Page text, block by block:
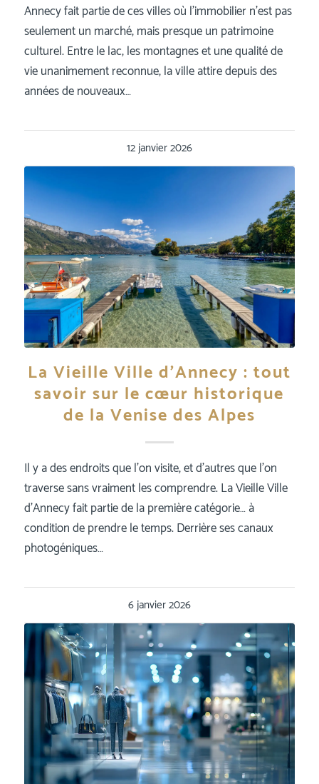
Annecy fait partie de ces villes où l’immobilier n’est pas
seulement un marché, mais presque un patrimoine
culturel. Entre le lac, les montagnes et une qualité de
vie unanimement reconnue, la ville attire depuis des
années de nouveaux…
12 janvier 2026
La Vieille Ville d’Annecy : tout
savoir sur le cœur historique
de la Venise des Alpes
Il y a des endroits que l’on visite, et d’autres que l’on
traverse sans vraiment les comprendre. La Vieille Ville
d’Annecy fait partie de la première catégorie… à
condition de prendre le temps. Derrière ses canaux
photogéniques…
6 janvier 2026